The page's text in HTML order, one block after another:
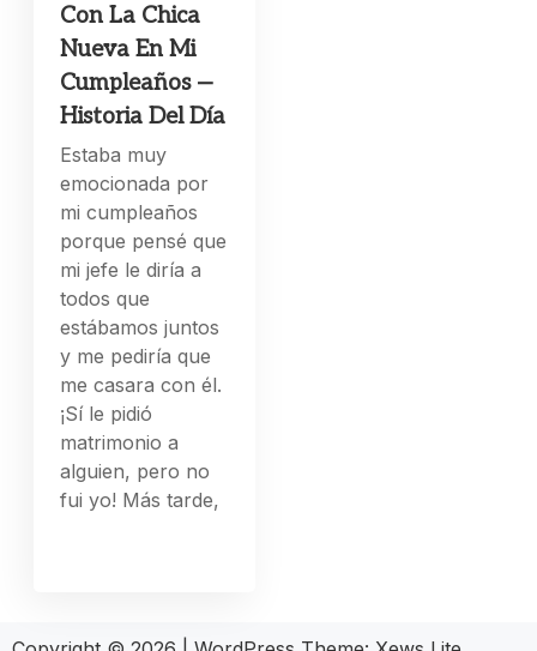
Con La Chica
Nueva En Mi
Cumpleaños —
Historia Del Día
Estaba muy
emocionada por
mi cumpleaños
porque pensé que
mi jefe le diría a
todos que
estábamos juntos
y me pediría que
me casara con él.
¡Sí le pidió
matrimonio a
alguien, pero no
fui yo! Más tarde,